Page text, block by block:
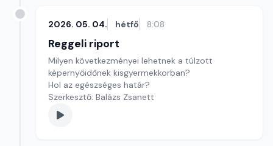
2026. 05. 04. hétfő 8:08
Reggeli riport
Milyen következményei lehetnek a túlzott
képernyőidőnek kisgyermekkorban?
Hol az egészséges határ?
Szerkesztő: Balázs Zsanett